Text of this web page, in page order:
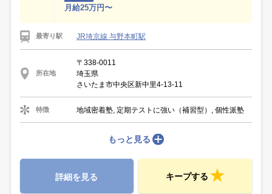
月給25万円〜
最寄り駅 JR埼京線 与野本町駅
所在地
〒338-0011
埼玉県
さいたま市中央区新中里4-13-11
特徴 地域密着塾, 定期テストに強い（補習型）, 個性派塾
もっと見る
詳細を見る キープする